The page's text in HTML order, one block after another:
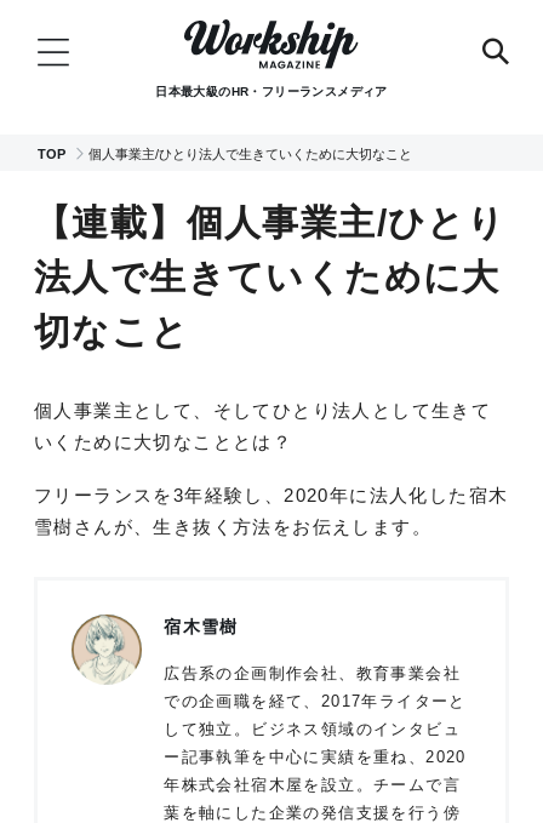
日本最大級のHR・フリーランスメディア
TOP 個人事業主/ひとり法人で生きていくために大切なこと
【連載】個人事業主/ひとり
法人で生きていくために大
切なこと
個人事業主として、そしてひとり法人として生きて
いくために大切なこととは？
フリーランスを3年経験し、2020年に法人化した宿木
雪樹さんが、生き抜く方法をお伝えします。
宿木雪樹
広告系の企画制作会社、教育事業会社
での企画職を経て、2017年ライターと
して独立。ビジネス領域のインタビュ
ー記事執筆を中心に実績を重ね、2020
年株式会社宿木屋を設立。チームで言
葉を軸にした企業の発信支援を行う傍